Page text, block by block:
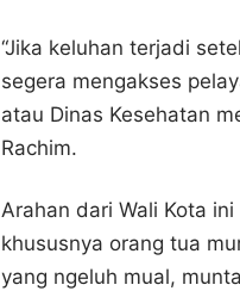
“Jika keluhan terjadi
segera mengakses
atau Dinas Kesehatan
Rachim.
Arahan dari Wali Kota
khususnya orang tua
yang ngeluh mual,